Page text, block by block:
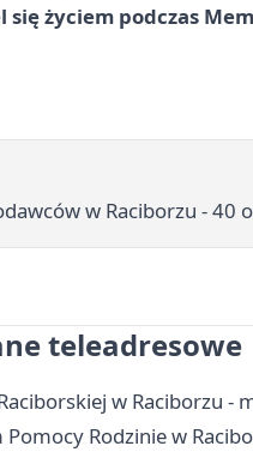
się życiem podczas
w Raciborzu - 40
teleadresowe
w Raciborzu -
Rodzinie w